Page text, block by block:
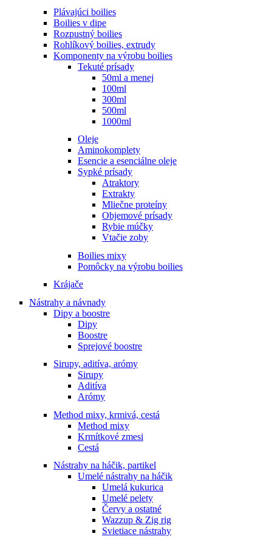
Plávajúci boilies
Boilies v dipe
Rozpustný boilies
Rohlíkový boilies, extrudy
Komponenty na výrobu boilies
Tekuté prísady
50ml a menej
100ml
300ml
500ml
1000ml
Oleje
Aminokomplety
Esencie a esenciálne oleje
Sypké prísady
Atraktory
Extrakty
Mliečne proteíny
Objemové prísady
Rybie múčky
Vtačie zoby
Boilies mixy
Pomôcky na výrobu boilies
Krájače
Nástrahy a návnady
Dipy a boostre
Dipy
Boostre
Sprejové boostre
Sirupy, aditíva, arómy
Sirupy
Aditíva
Arómy
Method mixy, krmivá, cestá
Method mixy
Krmítkové zmesi
Cestá
Nástrahy na háčik, partikel
Umelé nástrahy na háčik
Umelá kukurica
Umelé pelety
Červy a ostatné
Wazzup & Zig rig
Svietiace nástrahy